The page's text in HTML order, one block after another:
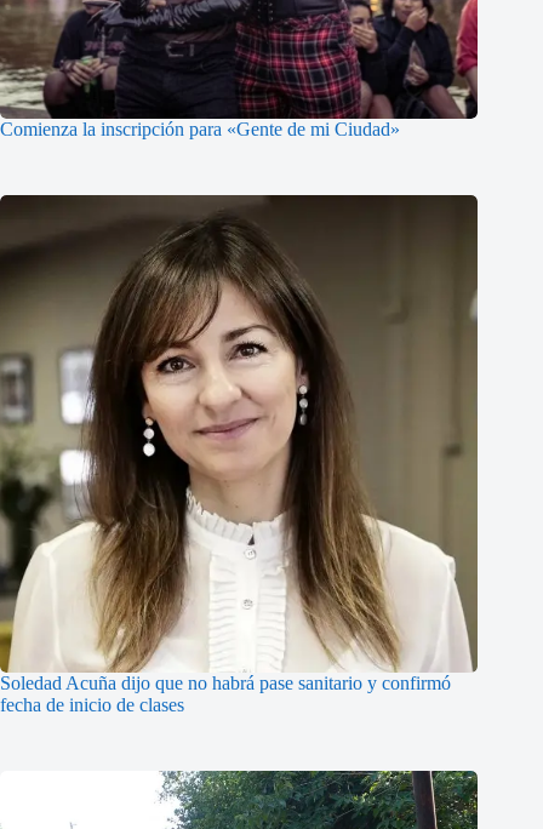
Comienza la inscripción para «Gente de mi Ciudad»
Soledad Acuña dijo que no habrá pase sanitario y confirmó
fecha de inicio de clases